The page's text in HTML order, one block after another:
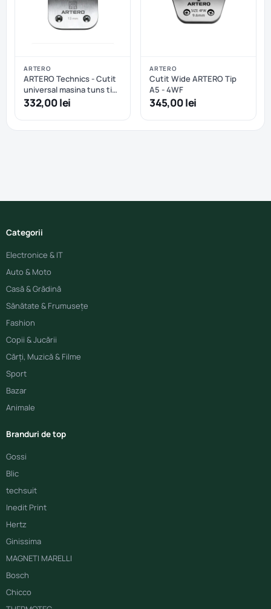
ARTERO
ARTERO Technics - Cutit
universal masina tuns tip
A5 nr.3F - 13mm
332,00 lei
ARTERO
Cutit Wide ARTERO Tip
A5 - 4WF
345,00 lei
Categorii
Electronice & IT
Auto & Moto
Casă & Grădină
Sănătate & Frumusețe
Fashion
Copii & Jucării
Cărți, Muzică & Filme
Sport
Bazar
Animale
Branduri de top
Gossi
Blic
techsuit
Inedit Print
Hertz
Ginissima
MAGNETI MARELLI
Bosch
Chicco